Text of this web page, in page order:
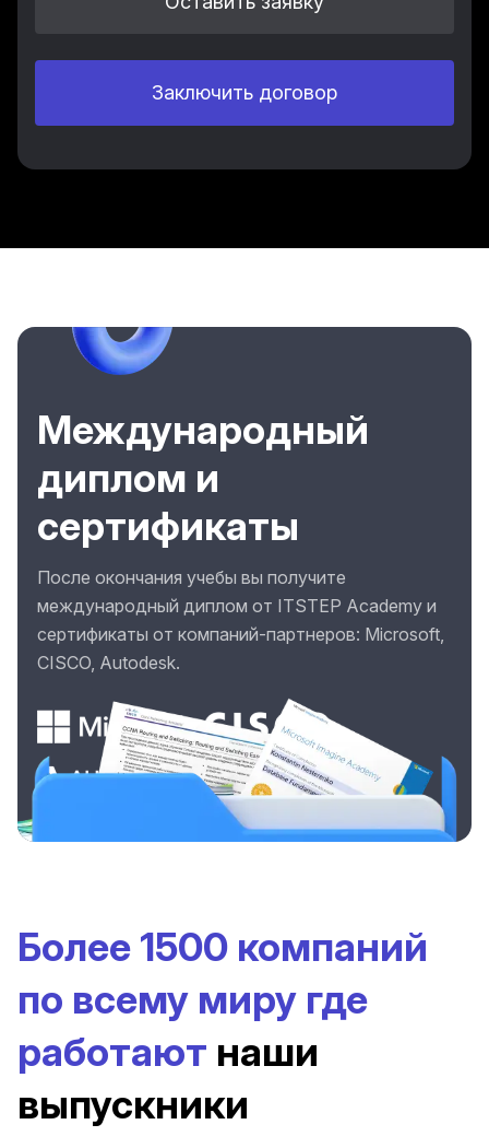
Заключить договор
Международный
диплом и
сертификаты
После окончания учебы вы получите
международный диплом от ITSTEP Academy и
сертификаты от компаний-партнеров: Microsoft,
CISCO, Autodesk.
Более 1500 компаний
по всему миру где
работают наши
выпускники